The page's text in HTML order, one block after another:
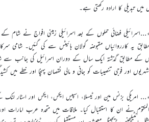
میں تبدیلی کا ارادہ رکھتی ہے۔
فضائی حملوں کے بعد اسرائیلی زمینی افواج نے شام
یہ کارروائیاں مقبوضہ گولان ہائیٹس سے کی گئیں۔ شامی
اور فوجی تنصیبات کو جانی و مالی نقصان پہنچا اور خطے میں
امریکی بزنس مین اور ٹیسلا، اسپیس ایکس، ایکس اور اسٹار
نے ان کا استقبال کیا۔ ملاقات میں متحدہ عرب امارات